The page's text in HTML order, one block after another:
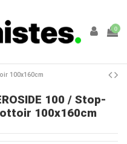
0
100x160cm
100 / Stop-
100x160cm